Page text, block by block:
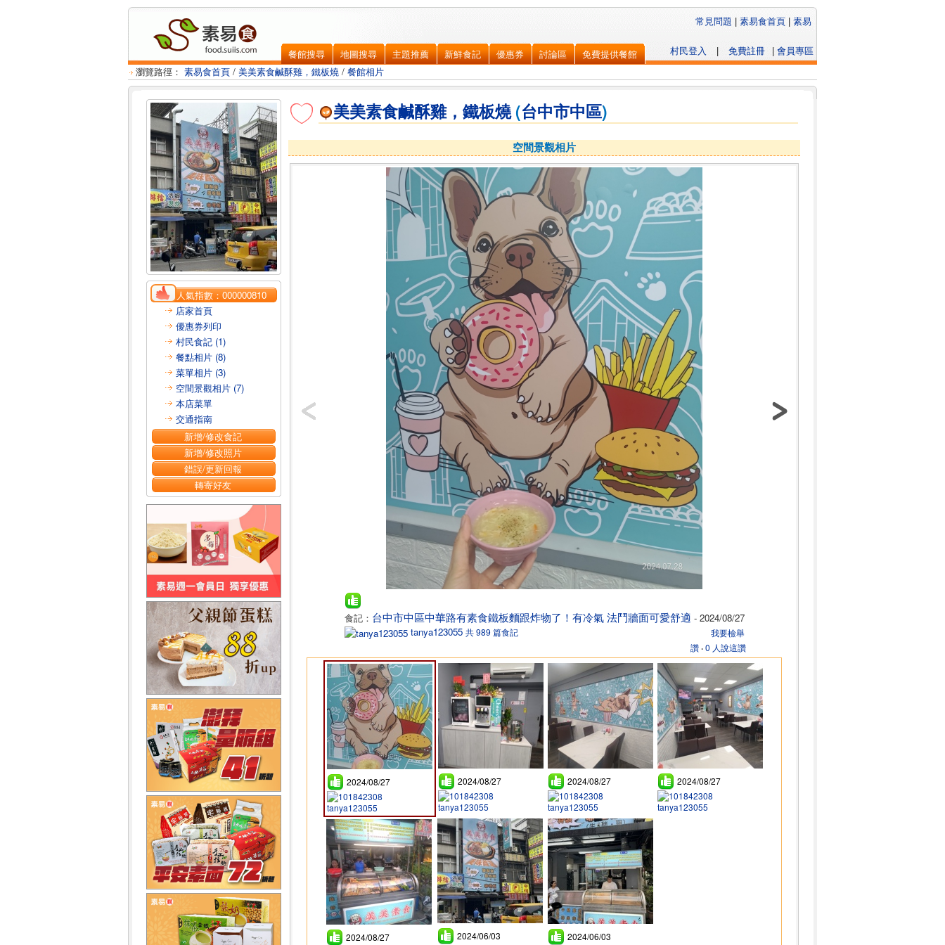
餐館搜尋 地圖搜尋 主題推薦 新鮮食記 優惠券 討論區 免費提供餐館 | 會員專區
免費註冊
|
村民登入
常見問題 | 素易食首頁 | 素易
瀏覽路徑： 素易食首頁 / 美美素食鹹酥雞，鐵板燒 / 餐館相片
人氣指數：000000810
店家首頁
優惠券列印
村民食記 (1)
餐點相片 (8)
菜單相片 (3)
空間景觀相片 (7)
本店菜單
交通指南
新增/修改食記
新增/修改照片
錯誤/更新回報
轉寄好友
美美素食鹹酥雞，鐵板燒 (台中市中區)
空間景觀相片
食記： 台中市中區中華路有素食鐵板麵跟炸物了！有冷氣 法鬥牆面可愛舒適 - 2024/08/27
tanya123055 共 989 篇食記
我要檢舉
讚‧0 人說這讚
2024/08/27
tanya123055
2024/08/27
tanya123055
2024/08/27
tanya123055
2024/08/27
tanya123055
2024/08/27
2024/06/03
2024/06/03